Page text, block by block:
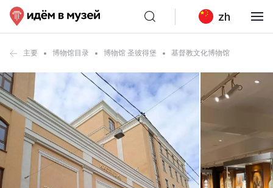
zh
主要 博物馆目录 博物馆 圣彼得堡 基督教文化博物馆